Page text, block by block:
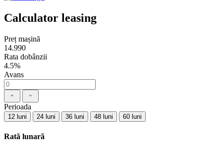
Calculator leasing
Preț mașină
14.990
Rata dobânzii
4.5%
Avans
Perioada
12 luni 24 luni 36 luni 48 luni 60 luni
Rată lunară